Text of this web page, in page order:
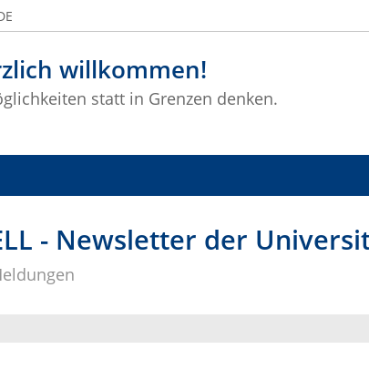
willkommen!
statt in Grenzen denken.
- Newsletter der